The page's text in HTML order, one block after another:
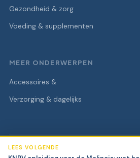
Gezondheid & zorg
Voeding & supplementen
MEER ONDERWERPEN
Accessoires &
Verzorging & dagelijks
© 2026 Perro de la Casa Negra
LEES VOLGENDE